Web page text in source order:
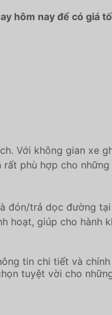
hôm nay để có giá
Với không gian xe
phù hợp cho những
đón/trả dọc đường
hoạt, giúp cho hành
tin chi tiết và
tuyệt vời cho